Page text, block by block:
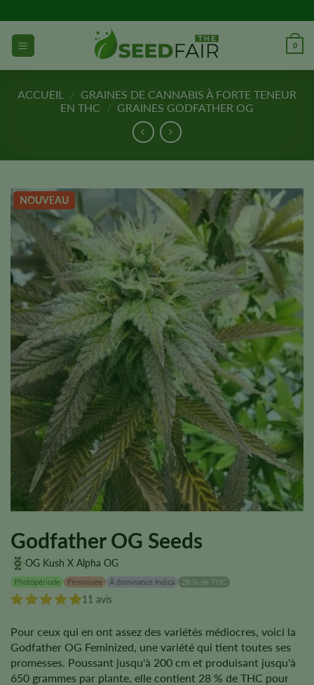
directement
contenu
0
ACCUEIL / GRAINES DE CANNABIS À FORTE TENEUR
EN THC
/ GRAINES GODFATHER OG
NOUVEAU
Godfather OG Seeds
OG Kush X Alpha OG
Photopériode Féminisée À dominance Indica 28 % de THC
11 avis
Pour ceux qui en ont assez des variétés médiocres, voici la
Godfather OG Feminized, une variété qui tient toutes ses
promesses. Poussant jusqu'à 200 cm et produisant jusqu'à
650 grammes par plante, elle contient 28 % de THC pour